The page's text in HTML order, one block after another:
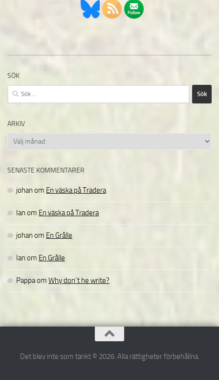
SÖK
Sök
efter:
ARKIV
Arkiv
SENASTE KOMMENTARER
johan om En väska på Tradera
Ian om En väska på Tradera
johan om En Grålle
Ian om En Grålle
Pappaom Why don´t he write?
Det blev inte som tänkt © 2026. Alla rättigheter förbehållna.